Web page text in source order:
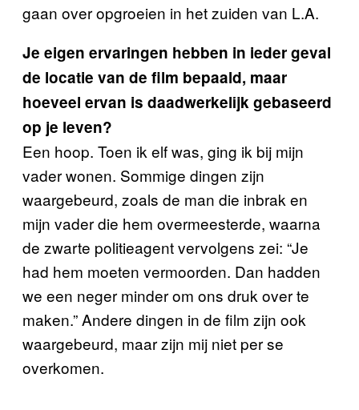
gaan over opgroeien in het zuiden van L.A.
Je eigen ervaringen hebben in ieder geval
de locatie van de film bepaald, maar
hoeveel ervan is daadwerkelijk gebaseerd
op je leven?
Een hoop. Toen ik elf was, ging ik bij mijn
vader wonen. Sommige dingen zijn
waargebeurd, zoals de man die inbrak en
mijn vader die hem overmeesterde, waarna
de zwarte politieagent vervolgens zei: “Je
had hem moeten vermoorden. Dan hadden
we een neger minder om ons druk over te
maken.” Andere dingen in de film zijn ook
waargebeurd, maar zijn mij niet per se
overkomen.